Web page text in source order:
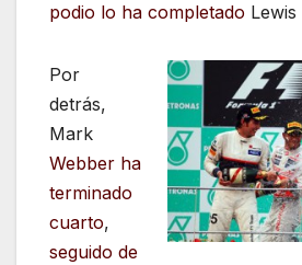
podio lo ha completado Lewis
Por
detrás,
Mark
Webber ha
terminado
cuarto,
seguido de